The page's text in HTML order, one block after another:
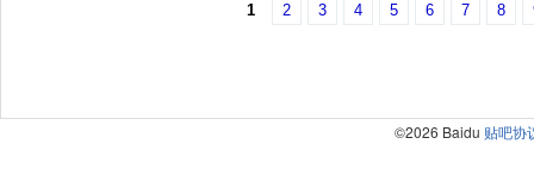
1 2 3 4 5 6 7 8
©2026 Baidu 贴吧协